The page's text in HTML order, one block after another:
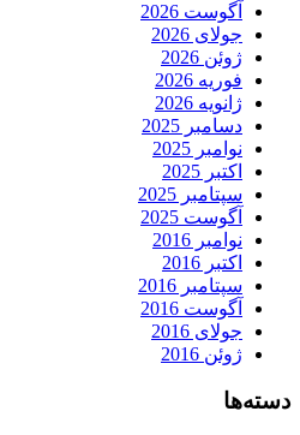
آگوست 2026
جولای 2026
ژوئن 2026
فوریه 2026
ژانویه 2026
دسامبر 2025
نوامبر 2025
اکتبر 2025
سپتامبر 2025
آگوست 2025
نوامبر 2016
اکتبر 2016
سپتامبر 2016
آگوست 2016
جولای 2016
ژوئن 2016
دسته‌ها